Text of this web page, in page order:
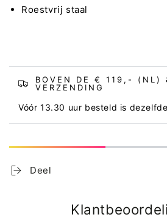
Roestvrij staal
BOVEN DE € 119,- (NL)
VERZENDING
Vóór 13.30 uur besteld is
Deel